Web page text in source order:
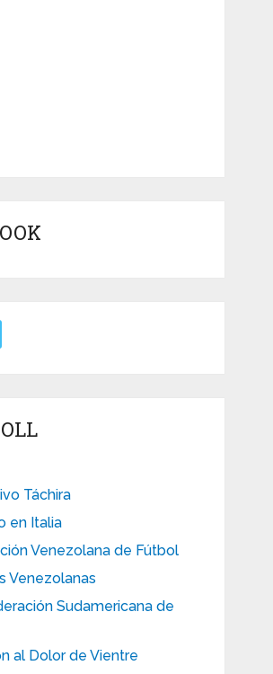
Táchira
en Italia
Venezolana de Fútbol
Venezolanas
Sudamericana de
al Dolor de Vientre